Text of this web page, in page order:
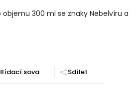
objemu 300 ml se znaky Nebelvíru a
Sdílet